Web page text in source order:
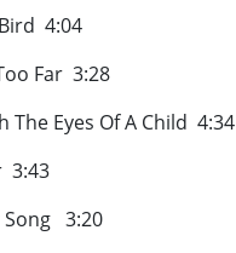
4:04
Far 3:28
Eyes Of A Child 4:34
3:20